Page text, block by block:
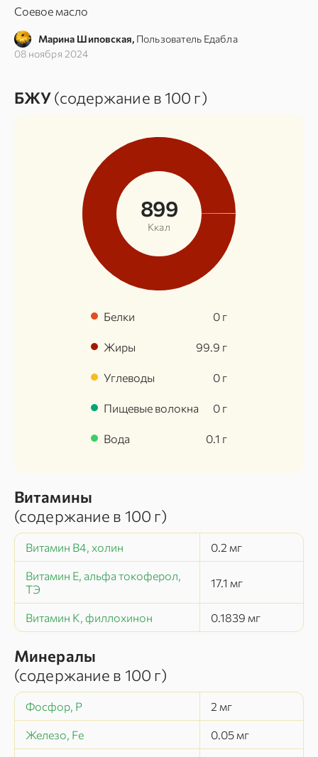
Соевое масло
Марина Шиповская, Пользователь Едабла
08 ноября 2024
БЖУ(содержание в 100 г)
899
Ккал
Белки 0 г
Жиры 99.9 г
Углеводы 0 г
Пищевые волокна 0 г
Вода 0.1 г
Витамины
(содержание в 100 г)
Витамин В4, холин 0.2 мг
Витамин Е, альфа токоферол,
ТЭ
17.1 мг
Витамин К, филлохинон 0.1839 мг
Минералы
(содержание в 100 г)
Фосфор, P 2 мг
Железо, Fe 0.05 мг